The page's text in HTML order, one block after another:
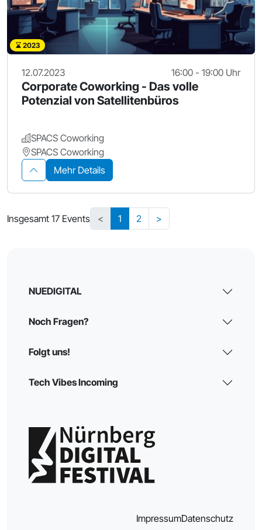
2023
12.07.2023 16:00 - 19:00 Uhr
Corporate Coworking - Das volle
Potenzial von Satellitenbüros
SPACS Coworking
SPACS Coworking
Mehr Details
Insgesamt 17 Events < 1 2 >
NUEDIGITAL
Noch Fragen?
Folgt uns!
Tech Vibes Incoming
ImpressumDatenschutz